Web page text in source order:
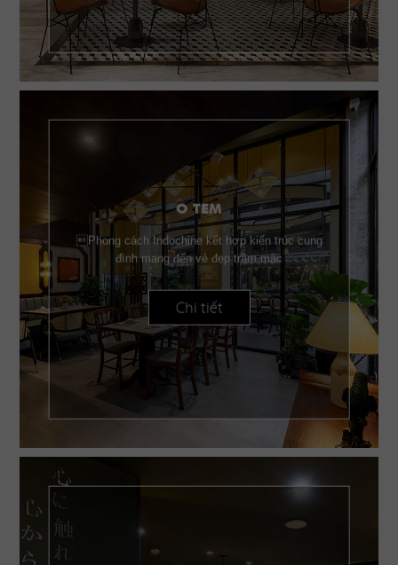
O TEM
Phong cách Indochine kết hợp kiến trúc cung
đình mang đến vẻ đẹp trầm mặc
Chi tiết